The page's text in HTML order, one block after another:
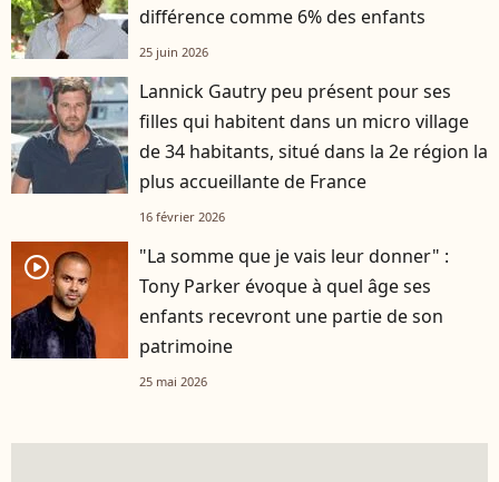
différence comme 6% des enfants
25 juin 2026
Lannick Gautry peu présent pour ses
filles qui habitent dans un micro village
de 34 habitants, situé dans la 2e région la
plus accueillante de France
16 février 2026
player2
"La somme que je vais leur donner" :
Tony Parker évoque à quel âge ses
enfants recevront une partie de son
patrimoine
25 mai 2026